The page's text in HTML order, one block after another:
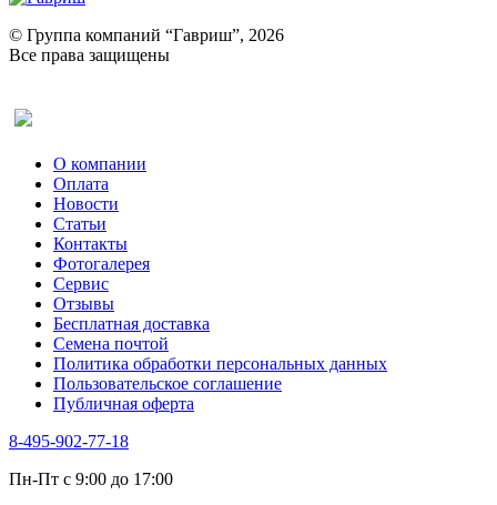
Ревень
Рукола
Рута
Тмин
Трава для чая
Туласи
Укроп
Фенхель пряный
Хризантема овощная
Цикорий пряный
Цикорий салатный (Витлуф)
Черемша
Шпинат
Щавель
Эндивий
Эстрагон
Алтей
Бессмертник
© Группа компаний “Гавриш”, 2026
Все права защищены
О компании
Оплата
Новости
Статьи
Контакты
Фотогалерея​
Сервис
Отзывы
Бесплатная доставка
Семена почтой
Политика обработки персональных данных
Пользовательское соглашение
Публичная оферта
8-495-902-77-18
Пн-Пт с 9:00 до 17:00